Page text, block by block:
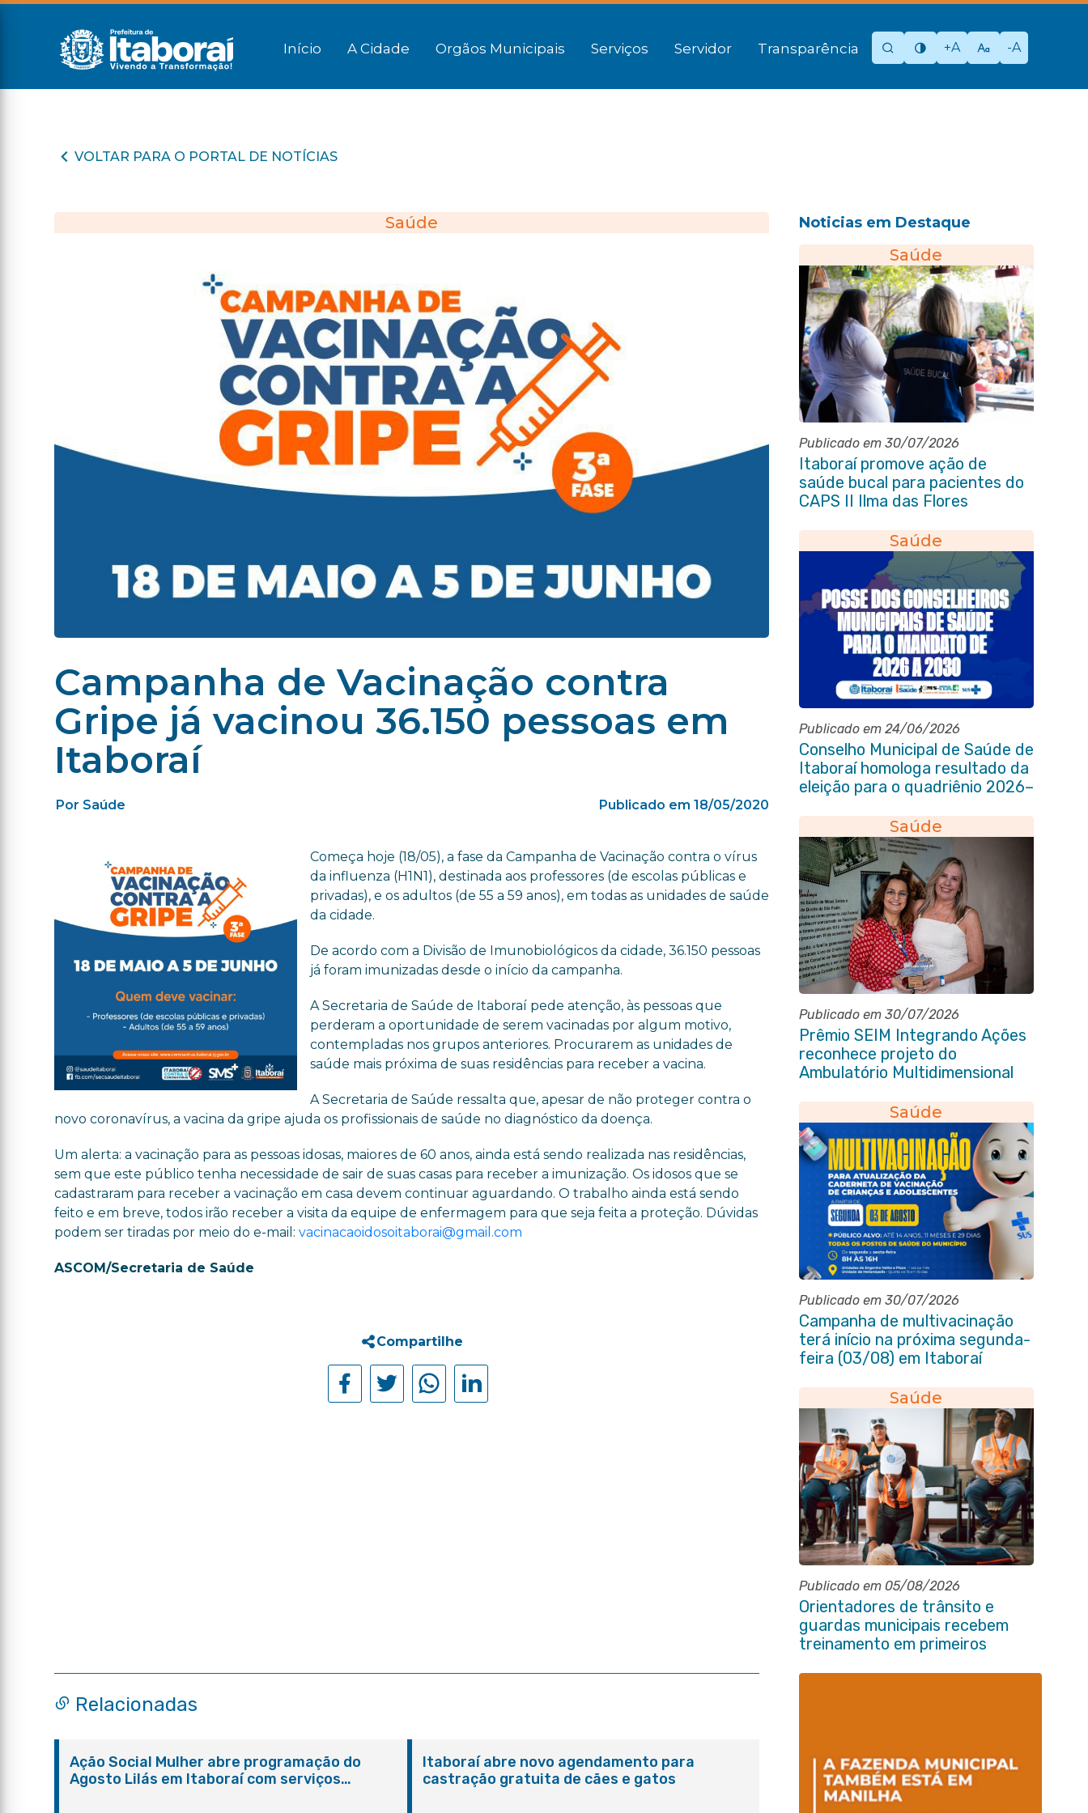
Início A Cidade Orgãos Municipais Serviços Servidor Transparência +A -A
VOLTAR PARA O PORTAL DE NOTÍCIAS
Saúde
Campanha de Vacinação contra
Gripe já vacinou 36.150 pessoas em
Itaboraí
Por Saúde Publicado em 18/05/2020
Começa hoje (18/05), a fase da Campanha de Vacinação contra o vírus
da influenza (H1N1), destinada aos professores (de escolas públicas e
privadas), e os adultos (de 55 a 59 anos), em todas as unidades de saúde
da cidade.
De acordo com a Divisão de Imunobiológicos da cidade, 36.150 pessoas
já foram imunizadas desde o início da campanha.
A Secretaria de Saúde de Itaboraí pede atenção, às pessoas que
perderam a oportunidade de serem vacinadas por algum motivo,
contempladas nos grupos anteriores. Procurarem as unidades de
saúde mais próxima de suas residências para receber a vacina.
A Secretaria de Saúde ressalta que, apesar de não proteger contra o
novo coronavírus, a vacina da gripe ajuda os profissionais de saúde no diagnóstico da doença.
Um alerta: a vacinação para as pessoas idosas, maiores de 60 anos, ainda está sendo realizada nas residências,
sem que este público tenha necessidade de sair de suas casas para receber a imunização. Os idosos que se
cadastraram para receber a vacinação em casa devem continuar aguardando. O trabalho ainda está sendo
feito e em breve, todos irão receber a visita da equipe de enfermagem para que seja feita a proteção. Dúvidas
podem ser tiradas por meio do e-mail:vacinacaoidosoitaborai@gmail.com
ASCOM/Secretaria de Saúde
Compartilhe
Noticias em Destaque
Saúde
Publicado em 30/07/2026
Itaboraí promove ação de
saúde bucal para pacientes do
CAPS II Ilma das Flores
Saúde
Publicado em 24/06/2026
Conselho Municipal de Saúde de
Itaboraí homologa resultado da
eleição para o quadriênio 2026–
Saúde
Publicado em 30/07/2026
Prêmio SEIM Integrando Ações
reconhece projeto do
Ambulatório Multidimensional
Saúde
Publicado em 30/07/2026
Campanha de multivacinação
terá início na próxima segunda-
feira (03/08) em Itaboraí
Saúde
Publicado em 05/08/2026
Orientadores de trânsito e
guardas municipais recebem
treinamento em primeiros
Relacionadas
Ação Social Mulher abre programação do
Agosto Lilás em Itaboraí com serviços
Itaboraí abre novo agendamento para
castração gratuita de cães e gatos